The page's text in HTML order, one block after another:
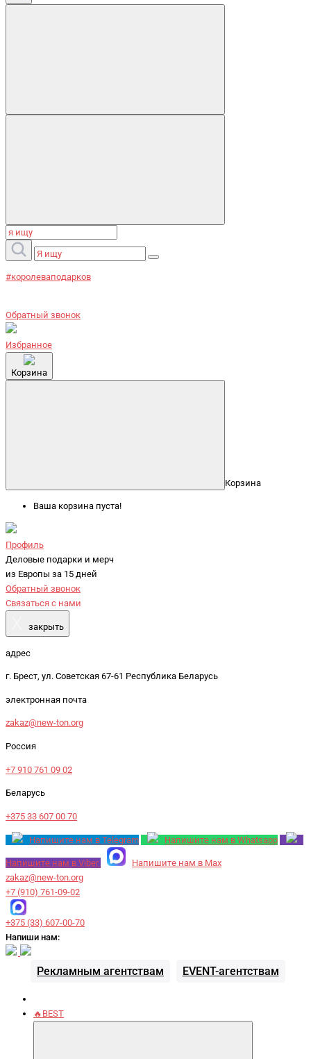
#королеваподарков
Обратный звонок
Избранное
Корзина
Корзина
Ваша корзина пуста!
Профиль
Деловые подарки и мерч
из Европы за 15 дней
Обратный звонок
Связаться с нами
закрыть
адрес
г. Брест, ул. Советская 67-61 Республика Беларусь
электронная почта
zakaz@new-ton.org
Россия
+7 910 761 09 02
Беларусь
+375 33 607 00 70
Напишите нам в Telegram Напишите нам в Whatsapp
Напишите нам в Viber
Напишите нам в Max
zakaz@new-ton.org
+7 (910) 761-09-02
+375 (33) 607-00-70
Напиши нам:
Рекламным агентствам EVENT-агентствам
🔥BEST